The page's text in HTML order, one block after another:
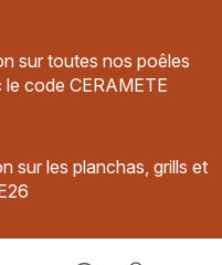
sur toutes nos poêles
code CERAMETE
sur les planchas, grills et